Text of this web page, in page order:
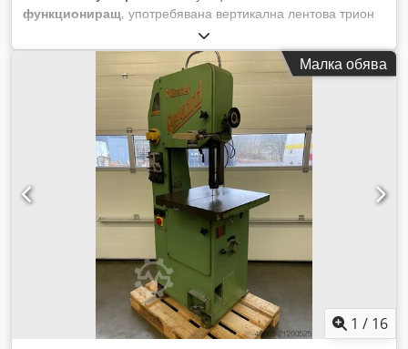
функциониращ, употребявана вертикална лентова трион
HESKA ESU 4 Височина на рамото: 400 мм Размер на
масата: 650 x 650 мм Dodpfx Aszb Ircskkjck Максимална
дължина на лентата: 3400 мм Минимална дължина на
лентата: 3200 мм Включва уред за заваряване на ленти
IDEAL, с шлайфов двигател и машинна лампа Срок на
доставка: от склад; машината може да бъде разгледана по
договаряне в 71334 Waiblingen Beinstein.
Малка обява
1 / 16